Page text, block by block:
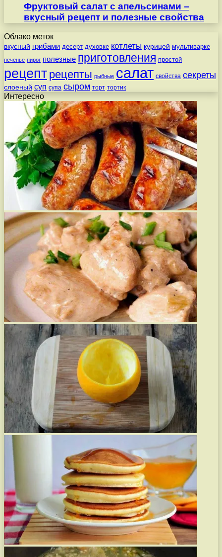
Фруктовый салат с апельсинами –
вкусный рецепт и полезные свойства
Облако меток
вкусный грибами десерт духовке котлеты курицей мультиварке
печенье пирог полезные приготовления простой
рецепт рецепты рыбные салат свойства секреты
слоеный суп супа сыром торт тортик
Интересно